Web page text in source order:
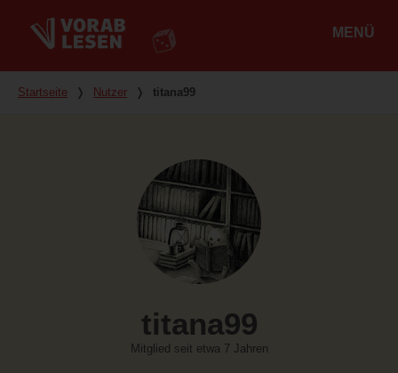
MENÜ
Du bist hier
Startseite ❭ Nutzer ❭ titana99
titana99
Mitglied seit etwa 7 Jahren